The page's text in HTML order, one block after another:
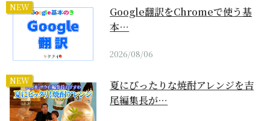
NEW
Google翻訳をChromeで使う基
本…
2026/08/06
NEW
夏にぴったりな焼酎アレンジを吉
尾編集長が…